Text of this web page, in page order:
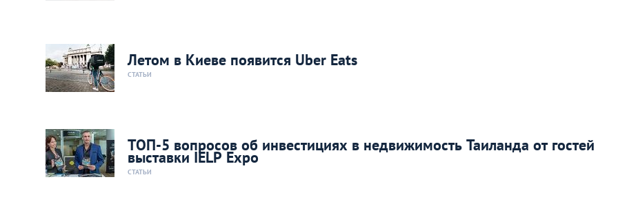
Летом в Киеве появится Uber Eats
СТАТЬИ
ТОП-5 вопросов об инвестициях в недвижимость Таиланда от гостей
выставки IELP Expo
СТАТЬИ